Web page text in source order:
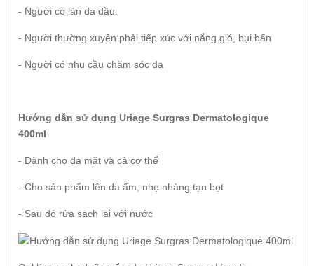
- Người có làn da dầu.
- Người thường xuyên phải tiếp xúc với nắng gió, bụi bẩn
- Người có nhu cầu chăm sóc da
Hướng dẫn sử dụng Uriage Surgras Dermatologique
400ml
- Dành cho da mặt và cả cơ thể
- Cho sản phẩm lên da ẩm, nhẹ nhàng tạo bọt
- Sau đó rửa sạch lại với nước